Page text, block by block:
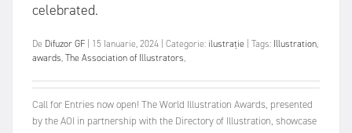
celebrated.
De Difuzor GF 15 Ianuarie, 2024 Categorie: ilustrație Tags: Illustration,
awards,The Association of Illustrators,
Call for Entries now open! The World Illustration Awards, presented
by the AOI in partnership with the Directory of Illustration, showcase